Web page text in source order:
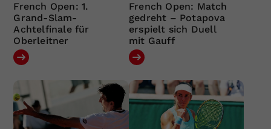
French Open: 1.
Grand-Slam-
Achtelfinale für
Oberleitner
French Open: Match
gedreht – Potapova
erspielt sich Duell
mit Gauff